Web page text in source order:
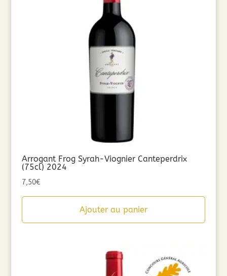
Arrogant Frog Syrah-Viognier Canteperdrix
(75cl) 2024
7,50€
Ajouter au panier